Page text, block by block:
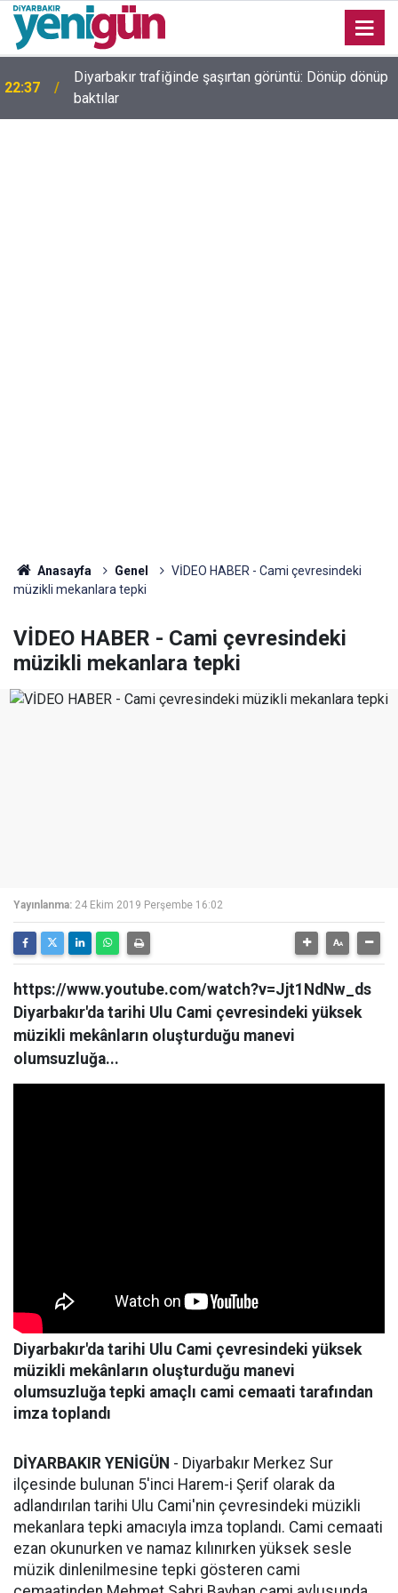
22:37
Diyarbakır trafiğinde şaşırtan görüntü: Dönüp dönüp
baktılar
Anasayfa Genel
VİDEO HABER - Cami çevresindeki
müzikli mekanlara tepki
VİDEO HABER - Cami çevresindeki
müzikli mekanlara tepki
Yayınlanma: 24 Ekim 2019 Perşembe 16:02
https://www.youtube.com/watch?v=Jjt1NdNw_ds
Diyarbakır'da tarihi Ulu Cami çevresindeki yüksek
müzikli mekânların oluşturduğu manevi
olumsuzluğa...
Diyarbakır'da tarihi Ulu Cami çevresindeki yüksek
müzikli mekânların oluşturduğu manevi
olumsuzluğa tepki amaçlı cami cemaati tarafından
imza toplandı
DİYARBAKIR YENİGÜN - Diyarbakır Merkez Sur
ilçesinde bulunan 5'inci Harem-i Şerif olarak da
adlandırılan tarihi Ulu Cami'nin çevresindeki müzikli
mekanlara tepki amacıyla imza toplandı. Cami cemaati
ezan okunurken ve namaz kılınırken yüksek sesle
müzik dinlenilmesine tepki gösteren cami